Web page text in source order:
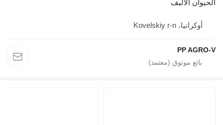
الأليف
أوكرانيا، Kovelskiy r-n
PP